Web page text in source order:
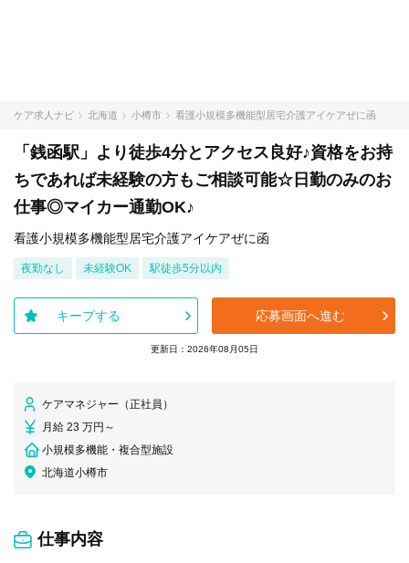
ケア求人ナビ 北海道 小樽市 看護小規模多機能型居宅介護アイケアぜに函
「銭函駅」より徒歩4分とアクセス良好♪資格をお持
ちであれば未経験の方もご相談可能☆日勤のみのお
仕事◎マイカー通勤OK♪
看護小規模多機能型居宅介護アイケアぜに函
夜勤なし 未経験OK 駅徒歩5分以内
キープする 応募画面へ進む
更新日：2026年08月05日
ケアマネジャー（正社員）
月給 23 万円～
小規模多機能・複合型施設
北海道小樽市
仕事内容